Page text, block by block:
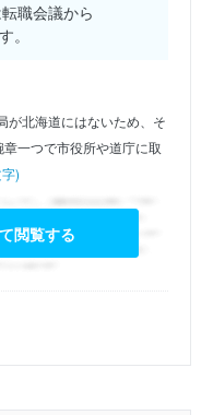
職会議から
。
が北海道にはないため、そ
一つで市役所や道庁に取
)
閲覧する